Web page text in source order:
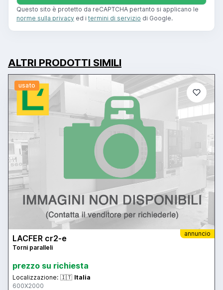
Questo sito è protetto da reCAPTCHA pertanto si applicano le
norme sulla privacy ed i termini di servizio di Google.
ALTRI PRODOTTI SIMILI
usato
annuncio
LACFER cr2-e
Torni paralleli
prezzo su richiesta
Localizzazione: 🇮🇹 Italia
600X2000